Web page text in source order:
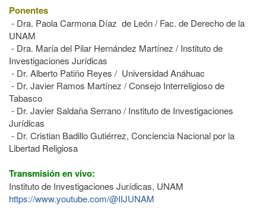
Ponentes
- Dra. Paola Carmona Díaz de León / Fac. de Derecho de la
UNAM
- Dra. María del Pilar Hernández Martínez / Instituto de
Investigaciones Jurídicas
- Dr. Alberto Patiño Reyes / Universidad Anáhuac
- Dr. Javier Ramos Martínez / Consejo Interreligioso de
Tabasco
- Dr. Javier Saldaña Serrano / Instituto de Investigaciones
Jurídicas
- Dr. Cristian Badillo Gutiérrez, Conciencia Nacional por la
Libertad Religiosa
Transmisión en vivo:
Instituto de Investigaciones Jurídicas, UNAM
https://www.youtube.com/@IIJUNAM